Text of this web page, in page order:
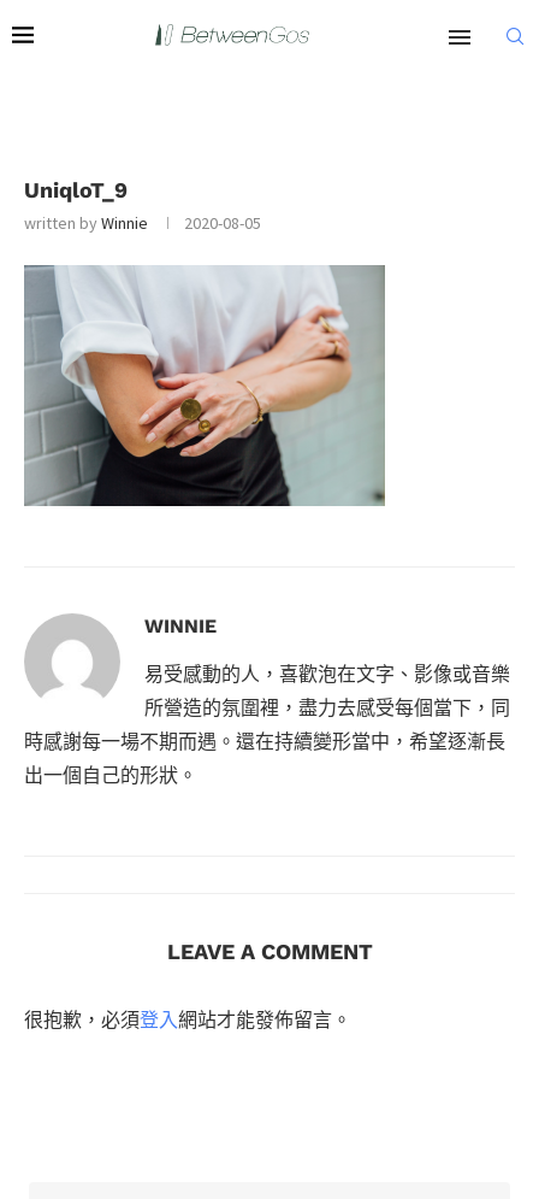
UniqloT_9
written byWinnie 2020-08-05
WINNIE
易受感動的人，喜歡泡在文字、影像或音樂
所營造的氛圍裡，盡力去感受每個當下，同
時感謝每一場不期而遇。還在持續變形當中，希望逐漸長
出一個自己的形狀。
LEAVE A COMMENT
很抱歉，必須登入網站才能發佈留言。